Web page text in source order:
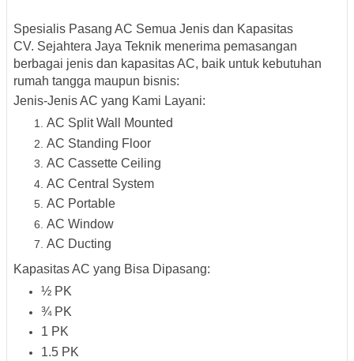
Spesialis Pasang AC Semua Jenis dan Kapasitas
CV. Sejahtera Jaya Teknik menerima pemasangan
berbagai jenis dan kapasitas AC, baik untuk kebutuhan
rumah tangga maupun bisnis:
Jenis-Jenis AC yang Kami Layani:
AC Split Wall Mounted
AC Standing Floor
AC Cassette Ceiling
AC Central System
AC Portable
AC Window
AC Ducting
Kapasitas AC yang Bisa Dipasang:
½ PK
¾ PK
1 PK
1.5 PK